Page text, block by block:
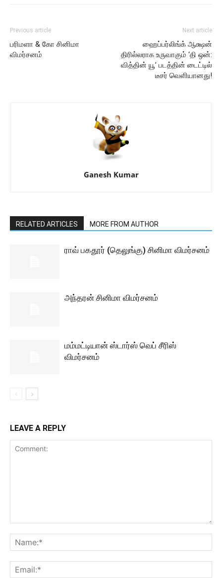
Previous article
பரிமளா & கோ சினிமா
விமர்சனம்
Next article
ஹைப்பர்லிங்க் ஆக்ஷன்
திரில்லராக உருவாகும் ‘தி ஒன்:
வித்தின் யூ’ படத்தின் டைட்டில்
டீசர் வெளியானது!
Ganesh Kumar
RELATED ARTICLES MORE FROM AUTHOR
ராவ் பகதூர் (தெலுங்கு) சினிமா விமர்சனம்
அந்தரன் சினிமா விமர்சனம்
மம்மட்டியான் ஸ்டார்ஸ் வெப் சீரிஸ்
விமர்சனம்
LEAVE A REPLY